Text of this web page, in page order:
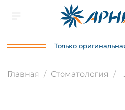
Только
Главная Стоматология